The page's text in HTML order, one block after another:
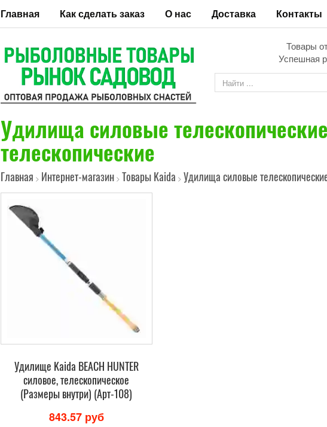
Главная Как сделать заказ О нас Доставка Контакты
Товары
Успешная
Удилища силовые
телескопические
Главная > Интернет-магазин > Товары Kaida > Удилища силовые
Удилище Kaida BEACH HUNTER
силовое, телескопическое
(Размеры внутри) (Арт-108)
843.57 руб